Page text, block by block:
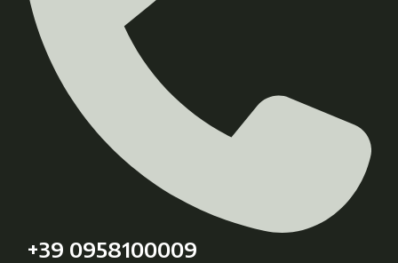
+39 0958100009